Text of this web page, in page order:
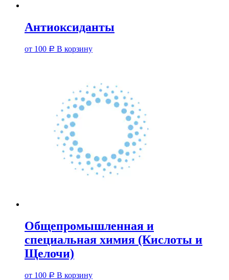
Антиоксиданты
от 100 Р В корзину
Общепромышленная и
специальная химия (Кислоты и
Щелочи)
от 100 Р В корзину